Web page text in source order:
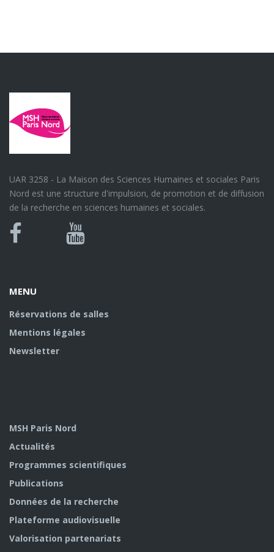
UAR 3258 - La Maison des Sciences Humaines et sociales Paris
Nord est une structure d'impulsion, de promotion et de diffusion
de la recherche en sciences humaines et sociales.
Bluesky
Canal
MENU
Réservations de salles
Mentions légales
Newsletter
MSH Paris Nord
Actualités
Programmes scientifiques
Publications
Données de la recherche
Plateforme audiovisuelle
Valorisation partenariats